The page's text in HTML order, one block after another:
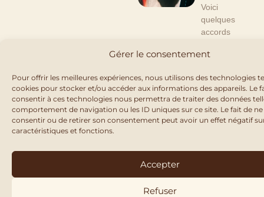
Gérer le consentement
Pour offrir les meilleures expériences, nous utilisons des technologies
cookies pour stocker et/ou accéder aux informations des appareils. Le
consentir à ces technologies nous permettra de traiter des données
comportement de navigation ou les ID uniques sur ce site. Le fait de ne
consentir ou de retirer son consentement peut avoir un effet négatif
caractéristiques et fonctions.
Accepter
Refuser
Voici
quelques
accords
PUBLIÉ LE
MAI 5, 2026
« LES
CÉPAGES
DU VIN »